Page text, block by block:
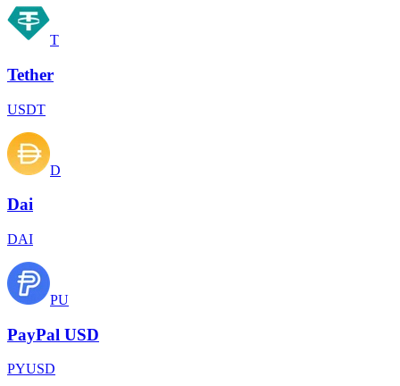
T
Tether
USDT
D
Dai
DAI
PU
PayPal USD
PYUSD